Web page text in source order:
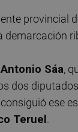
provincial
demarcación
Antonio Sáa,
dos
ese
Teruel.